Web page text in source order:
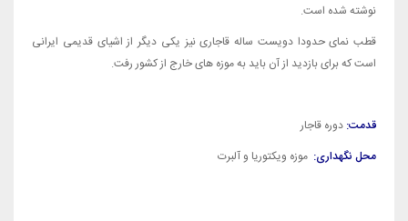
نوشته شده است.
قطب نمای حدودا دویست ساله قاجاری نیز یکی دیگر از اشیای قدیمی ایرانی
است که برای بازدید از آن باید به موزه های خارج از کشور رفت.
قدمت: دوره قاجار
محل نگهداری: موزه ویکتوریا و آلبرت